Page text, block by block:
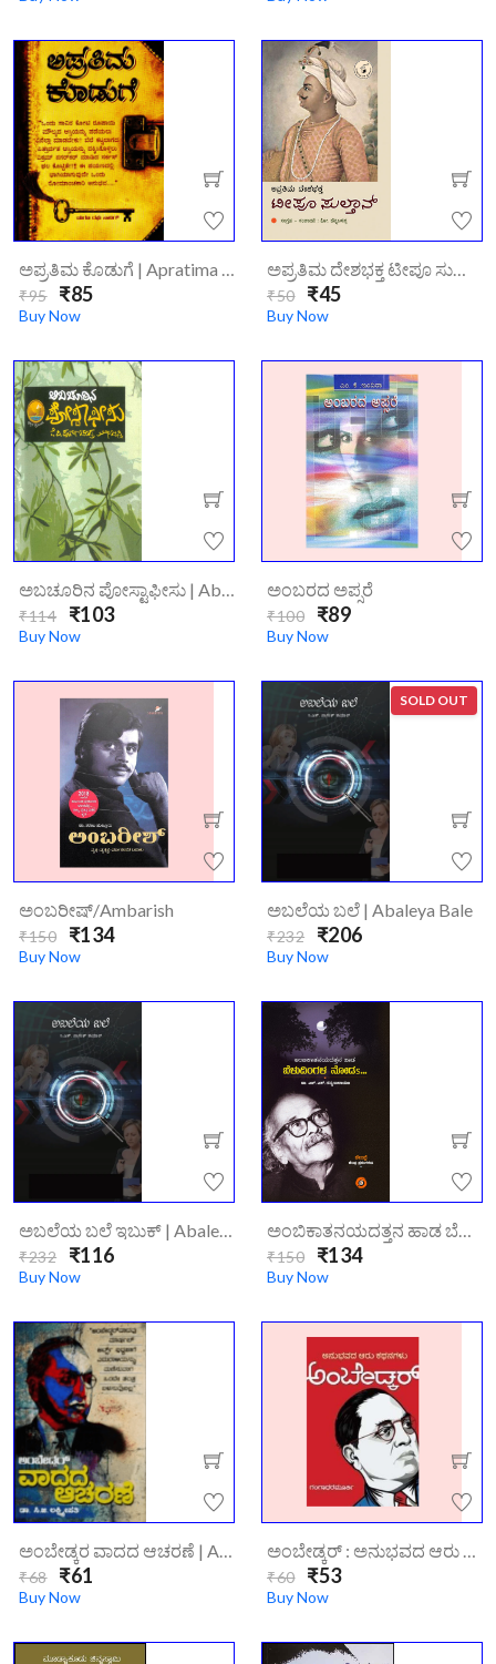
ಅಪ್ರತಿಮ ಕೊಡುಗೆ | Apratima Koduge
₹95₹85
Buy Now
ಅಪ್ರತಿಮ ದೇಶಭಕ್ತ ಟೀಪೂ ಸುಲ್ತಾನ್|apratima-Deshabhakta-Tippu-Sultan/
₹50₹45
Buy Now
ಅಬಚೂರಿನ ಪೋಸ್ಟಾಫೀಸು | Abachurina Postoffice
₹114 ₹103
Buy Now
ಅಂಬರದ ಅಪ್ಸರೆ
₹100 ₹89
Buy Now
ಅಂಬರೀಷ್/ambarish
₹150 ₹134
Buy Now
SOLD OUT
ಅಬಲೆಯ ಬಲೆ | Abaleya Bale
₹232 ₹206
Buy Now
ಅಬಲೆಯ ಬಲೆ ಇಬುಕ್ | Abaleya Bale Ebook
₹232 ₹116
Buy Now
ಅಂಬಿಕಾತನಯದತ್ತನ ಹಾಡ ಬೆಳುದಿಂಗಳ ನೋಡs... | Beludingala Noda..
₹150 ₹134
Buy Now
ಅಂಬೇಡ್ಕರ ವಾದದ ಆಚರಣೆ | Ambedkara Vadadha Acharane
₹68₹61
Buy Now
ಅಂಬೇಡ್ಕರ್ : ಅನುಭವದ ಆರು ಕಥನಗಳು|Ambedkar Anubhavada 6 Kathegalu
₹60₹53
Buy Now